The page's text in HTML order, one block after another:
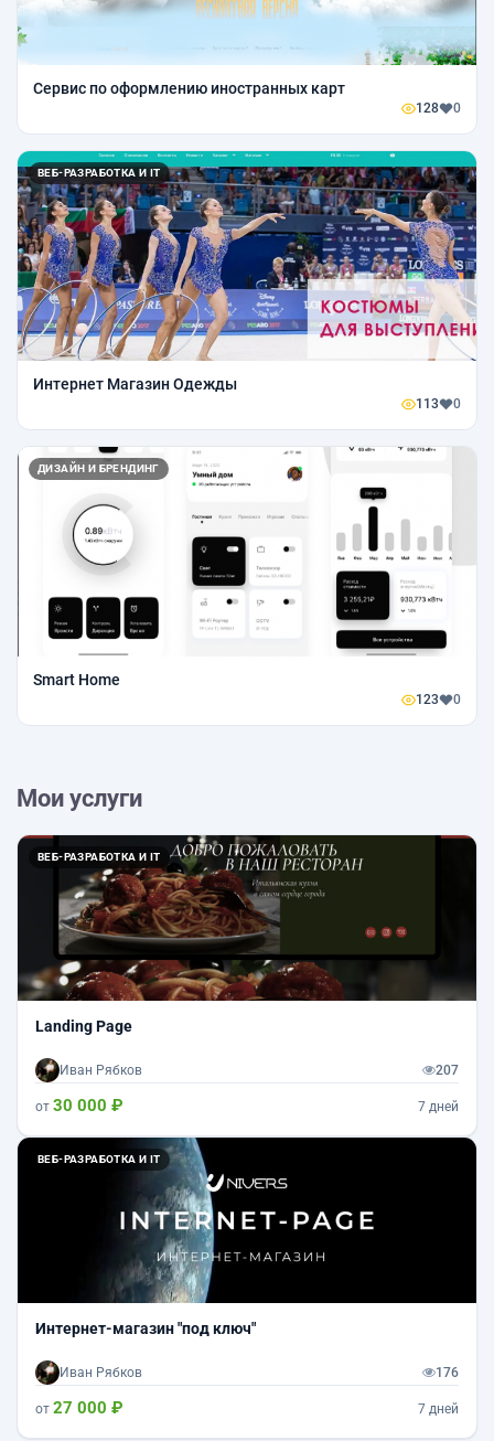
Cервис по оформлению иностранных карт
128 0
ВЕБ-РАЗРАБОТКА И IT
Интернет Магазин Одежды
113 0
ДИЗАЙН И БРЕНДИНГ
Smart Home
123 0
Мои услуги
ВЕБ-РАЗРАБОТКА И IT
Landing Page
Иван Рябков 207
от 30 000 ₽ 7 дней
ВЕБ-РАЗРАБОТКА И IT
Интернет-магазин "под ключ"
Иван Рябков 176
от 27 000 ₽ 7 дней